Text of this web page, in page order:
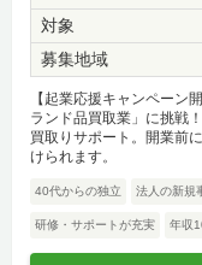
対象
募集地域
【起業応援キャンペーン
ランド品買取業」に挑戦
買取りサポート。開業前
けられます。
40代からの独立 法人の新規
研修・サポートが充実 年収